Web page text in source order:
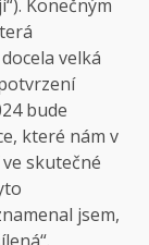
Konečným
velká
bude
které nám v
skutečné
jsem,